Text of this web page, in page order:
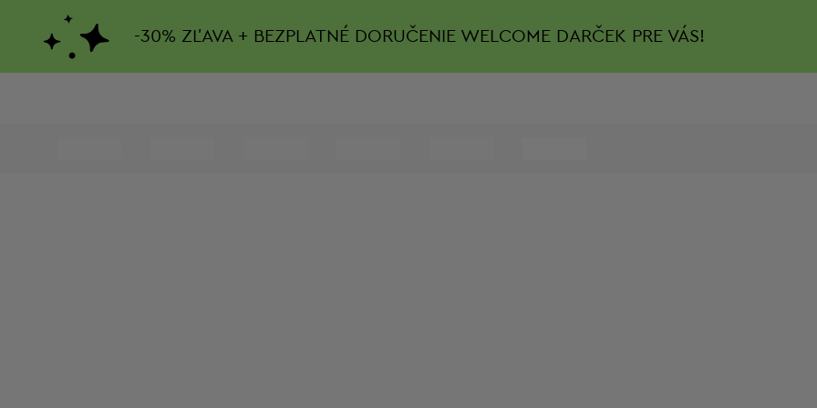
-30% ZĽAVA + BEZPLATNÉ DORUČENIE WELCOME DARČEK PRE VÁS!